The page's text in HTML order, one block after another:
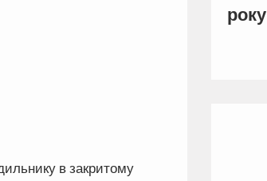
в закритому
року